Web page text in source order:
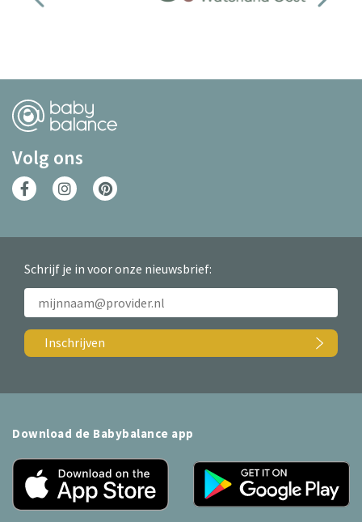
Volg ons
Schrijf je in voor onze nieuwsbrief:
Inschrijven
Download de Babybalance app